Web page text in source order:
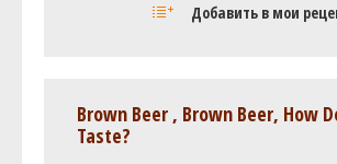
Добавить в мои
Extra Light Dry Extract (3.0 SRM)
Candi Sugar, Clear (0.5 SRM)
Brown Beer , Brown Beer, How
Taste?